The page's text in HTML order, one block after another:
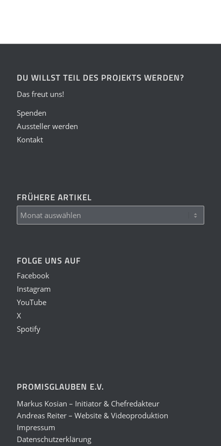
DU WILLST TEIL DES PROJEKTS WERDEN?
Das freut uns!
Spenden
Aussteller werden
Kontakt
FRÜHERE ARTIKEL
FOLGE UNS AUF
Facebook
Instagram
YouTube
X
Spotify
PROMISGLAUBEN E.V.
Markus Kosian – Initiator & Chefredakteur
Andreas Reiter – Website & Videoproduktion
Impressum
Datenschutzerklärung